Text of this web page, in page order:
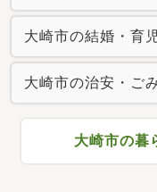
大崎市の結婚・育
大崎市の治安・ご
大崎市の暮